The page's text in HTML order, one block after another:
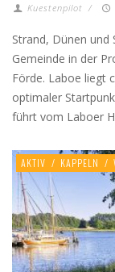
Kuestenpilot /
Strand, Dünen und
Gemeinde in der
Förde. Laboe liegt
optimaler
führt vom Laboer
AKTIV / KAPPELN /